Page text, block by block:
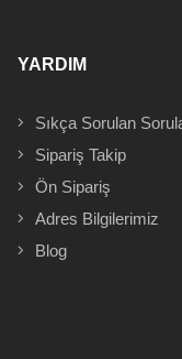
YARDIM
Sıkça Sorulan
Sipariş Takip
Ön Sipariş
Adres Bilgilerimiz
Blog